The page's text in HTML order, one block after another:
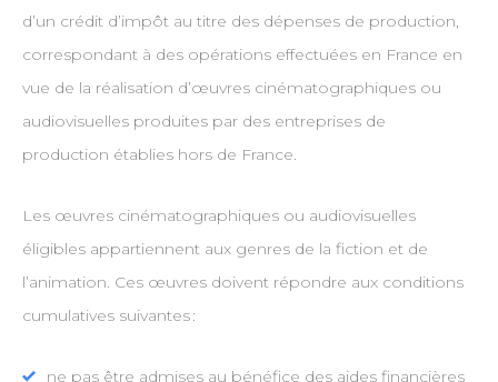
d’un crédit d’impôt au titre des dépenses de production,
correspondant à des opérations effectuées en France en
vue de la réalisation d’œuvres cinématographiques ou
audiovisuelles produites par des entreprises de
production établies hors de France.
Les œuvres cinématographiques ou audiovisuelles
éligibles appartiennent aux genres de la fiction et de
l’animation. Ces œuvres doivent répondre aux conditions
cumulatives suivantes :
ne pas être admises au bénéfice des aides financières